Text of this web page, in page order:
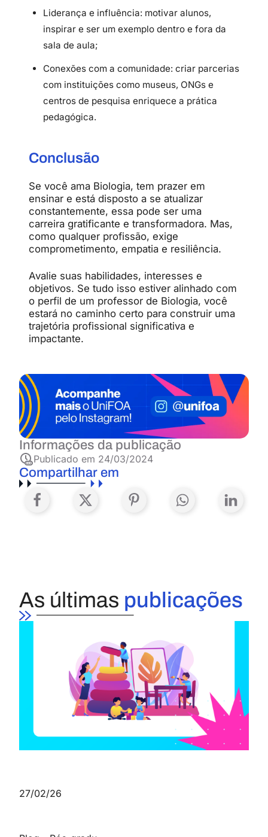
Liderança e influência: motivar alunos,
inspirar e ser um exemplo dentro e fora da
sala de aula;
Conexões com a comunidade: criar parcerias
com instituições como museus, ONGs e
centros de pesquisa enriquece a prática
pedagógica.
Conclusão
Se você ama Biologia, tem prazer em
ensinar e está disposto a se atualizar
constantemente, essa pode ser uma
carreira gratificante e transformadora. Mas,
como qualquer profissão, exige
comprometimento, empatia e resiliência.
Avalie suas habilidades, interesses e
objetivos. Se tudo isso estiver alinhado com
o perfil de um professor de Biologia, você
estará no caminho certo para construir uma
trajetória profissional significativa e
impactante.
Informações da publicação
Publicado em 24/03/2024
Compartilhar em
As últimas publicações
27/02/26